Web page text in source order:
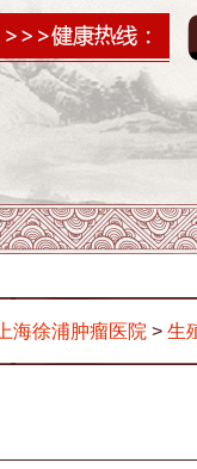
上海徐浦肿瘤医院 > 生